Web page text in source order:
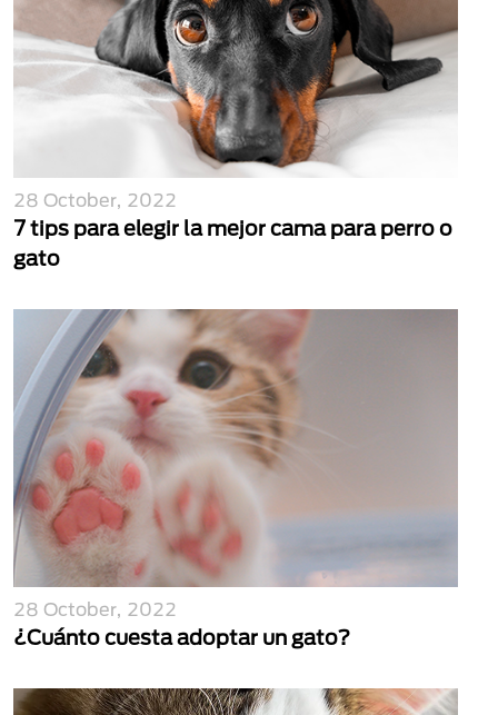
28 October, 2022
7 tips para elegir la mejor cama para perro o
gato
28 October, 2022
¿Cuánto cuesta adoptar un gato?